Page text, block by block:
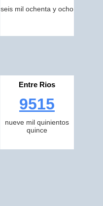
seis mil ochenta y ocho
Entre Rios
9515
nueve mil quinientos
quince